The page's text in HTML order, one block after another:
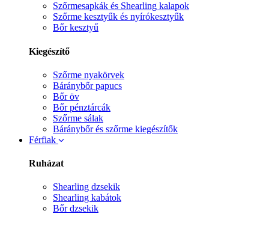
Szőrmesapkák és Shearling kalapok
Szőrme kesztyűk és nyírókesztyűk
Bőr kesztyű
Kiegészítő
Szőrme nyakörvek
Báránybőr papucs
Bőr öv
Bőr pénztárcák
Szőrme sálak
Báránybőr és szőrme kiegészítők
Férfiak
Ruházat
Shearling dzsekik
Shearling kabátok
Bőr dzsekik